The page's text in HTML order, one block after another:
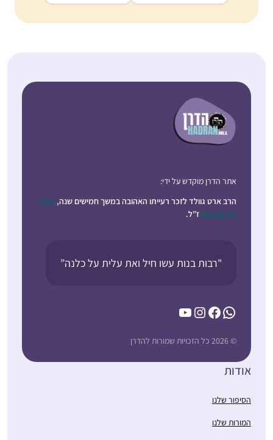
אתר הדרן מוקדש על ידי:
הרב ארט גוולד לזכר רעייתו האהובה במשך חמישים שנה, קרול
ג’וי רובינסון ז”ל.
"רבות בנות עשו חיל ואת עלית על כלנה”
WhatsApp
Facebook
Instagram
YouTube
© 2026 כל הזכויות שמורות להדרן
אודות
הסיפור שלנו
המורות שלנו